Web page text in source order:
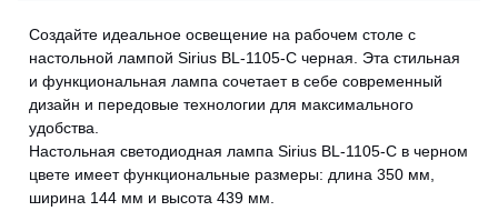
Создайте идеальное освещение на рабочем столе с
настольной лампой Sirius BL-1105-C черная. Эта стильная
и функциональная лампа сочетает в себе современный
дизайн и передовые технологии для максимального
удобства.
Настольная светодиодная лампа Sirius BL-1105-C в черном
цвете имеет функциональные размеры: длина 350 мм,
ширина 144 мм и высота 439 мм.